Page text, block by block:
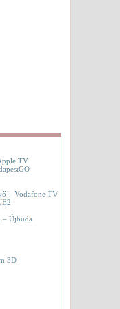
TV
– Vodafone TV
– Újbuda
3D